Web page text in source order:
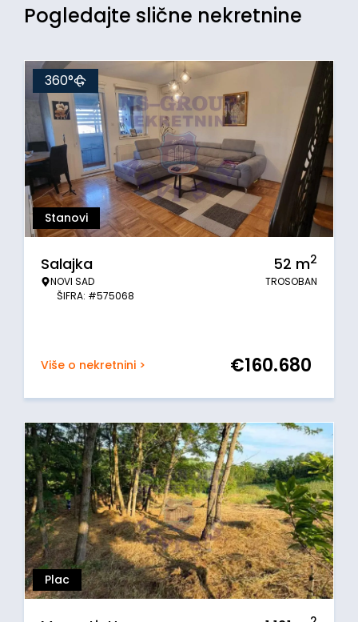
Pogledajte slične nekretnine
Stanovi
360°
Salajka
NOVI SAD
ŠIFRA: #575068
52 m2
TROSOBAN
Više o nekretnini > €160.680
Plac